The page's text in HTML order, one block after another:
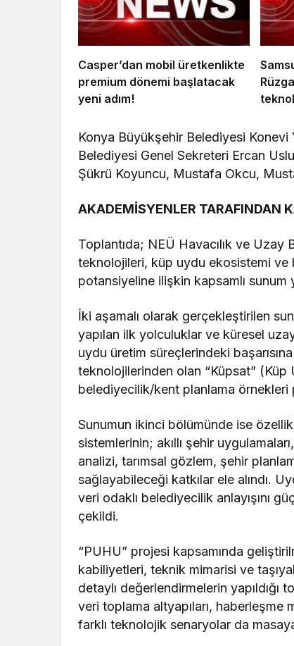
Casper’dan mobil üretkenlikte
premium dönemi başlatacak
yeni adım!
Konya Büyükşehir Belediyesi
Belediyesi Genel Sekreteri Ercan
Şükrü Koyuncu, Mustafa Okcu,
AKADEMİSYENLER TARAFINDAN
Toplantıda; NEÜ Havacılık ve
teknolojileri, küp uydu ekosistemi ve
potansiyeline ilişkin kapsamlı sunum
İki aşamalı olarak gerçekleştirilen
yapılan ilk yolculuklar ve küresel
uydu üretim süreçlerindeki
teknolojilerinden olan “Küpsat” (Küp
belediyecilik/kent planlama örnekleri
Sunumun ikinci bölümünde ise
sistemlerinin; akıllı şehir
analizi, tarımsal gözlem, şehir
sağlayabileceği katkılar ele alındı.
veri odaklı belediyecilik anlayışını
çekildi.
“PUHU” projesi kapsamında
kabiliyetleri, teknik mimarisi ve
detaylı değerlendirmelerin
veri toplama altyapıları,
farklı teknolojik senaryolar da masaya